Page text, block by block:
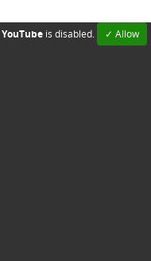
YouTubeis disabled. ✓ Allow